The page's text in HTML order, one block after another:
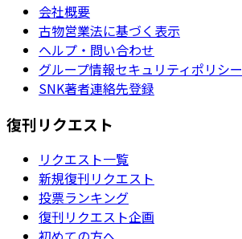
会社概要
古物営業法に基づく表示
ヘルプ・問い合わせ
グループ情報セキュリティポリシー
SNK著者連絡先登録
復刊リクエスト
リクエスト一覧
新規復刊リクエスト
投票ランキング
復刊リクエスト企画